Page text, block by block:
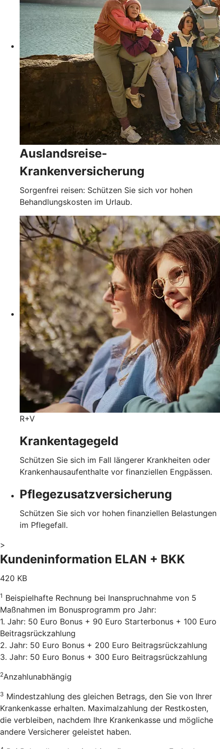
Auslandsreise-
Krankenversicherung
Sorgenfrei reisen: Schützen Sie sich vor hohen
Behandlungskosten im Urlaub.
R+V
Krankentagegeld
Schützen Sie sich im Fall längerer Krankheiten oder
Krankenhausaufenthalte vor finanziellen Engpässen.
Pflegezusatz­versicherung
Schützen Sie sich vor hohen finanziellen Belastungen
im Pflegefall.
>
Kundeninformation ELAN + BKK
420 KB
1 Beispielhafte Rechnung bei Inanspruchnahme von 5
Maßnahmen im Bonusprogramm pro Jahr:
1. Jahr: 50 Euro Bonus + 90 Euro Starterbonus + 100 Euro
Beitragsrückzahlung
2. Jahr: 50 Euro Bonus + 200 Euro Beitragsrückzahlung
3. Jahr: 50 Euro Bonus + 300 Euro Beitragsrückzahlung
2Anzahlunabhängig
3 Mindestzahlung des gleichen Betrags, den Sie von Ihrer
Krankenkasse erhalten. Maximalzahlung der Restkosten,
die verbleiben, nachdem Ihre Krankenkasse und mögliche
andere Versicherer geleistet haben.